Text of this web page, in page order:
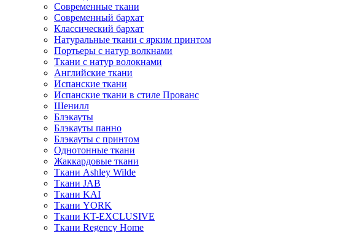
Современные ткани
Современный бархат
Классический бархат
Натуральные ткани с ярким принтом
Портьеры с натур волкнами
Ткани с натур волокнами
Английские ткани
Испанские ткани
Испанские ткани в стиле Прованс
Шенилл
Блэкауты
Блэкауты панно
Блэкауты с принтом
Однотонные ткани
Жаккардовые ткани
Ткани Ashley Wilde
Ткани JAB
Ткани KAI
Ткани YORK
Ткани KT-EXCLUSIVE
Ткани Regency Home